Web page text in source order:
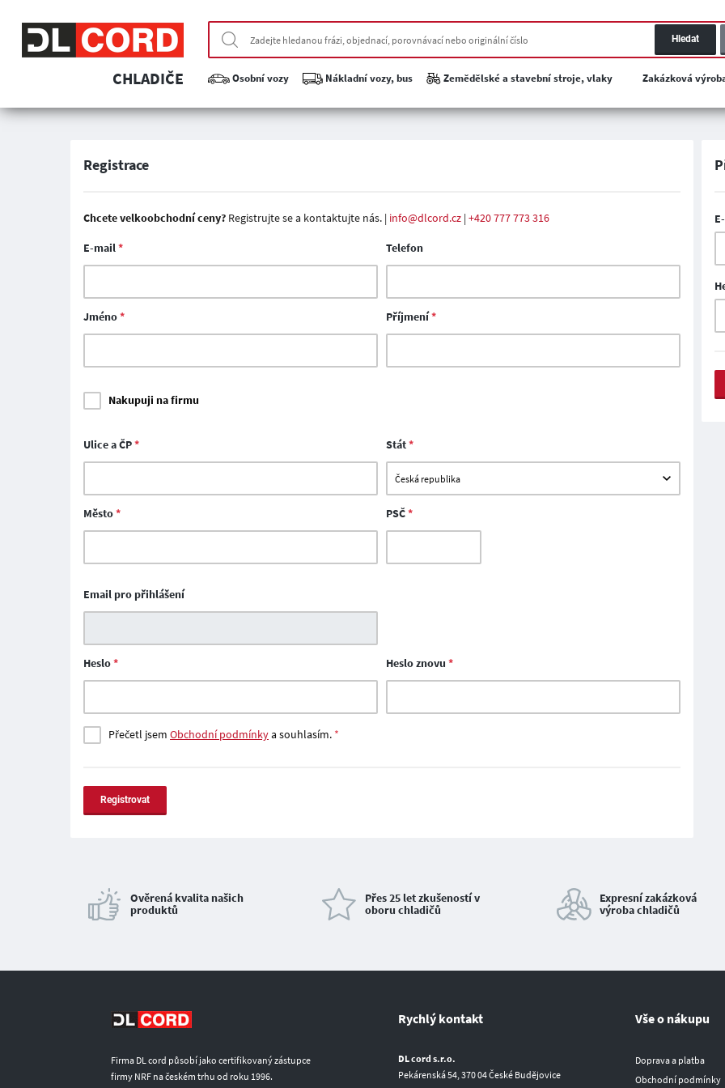
Hledat
CHLADIČE Osobní vozy Nákladní vozy, bus Zemědělské a stavební stroje, vlaky Zakázková
Registrace
Chcete velkoobchodní ceny? Registrujte se a kontaktujte nás. | info@dlcord.cz | +420 777 773 316
E-mail* Telefon
Jméno* Příjmení*
Nakupuji na firmu
Ulice a ČP* Stát*
Město* PSČ*
Email pro přihlášení
Heslo* Heslo znovu *
Přečetl jsem Obchodní podmínkya souhlasím. *
Registrovat
Ověrená kvalita našich
produktů
Přes 25 let zkušeností v
oboru chladičů
Expresní zakázková
výroba chladičů
Firma DL cord působí jako certifikovaný zástupce
firmy NRF na českém trhu od roku 1996.
Rychlý kontakt
DL cord s.r.o.
Pekárenská 54, 370 04 České Budějovice
Vše o nákupu
Doprava a platba
Obchodní podmínky